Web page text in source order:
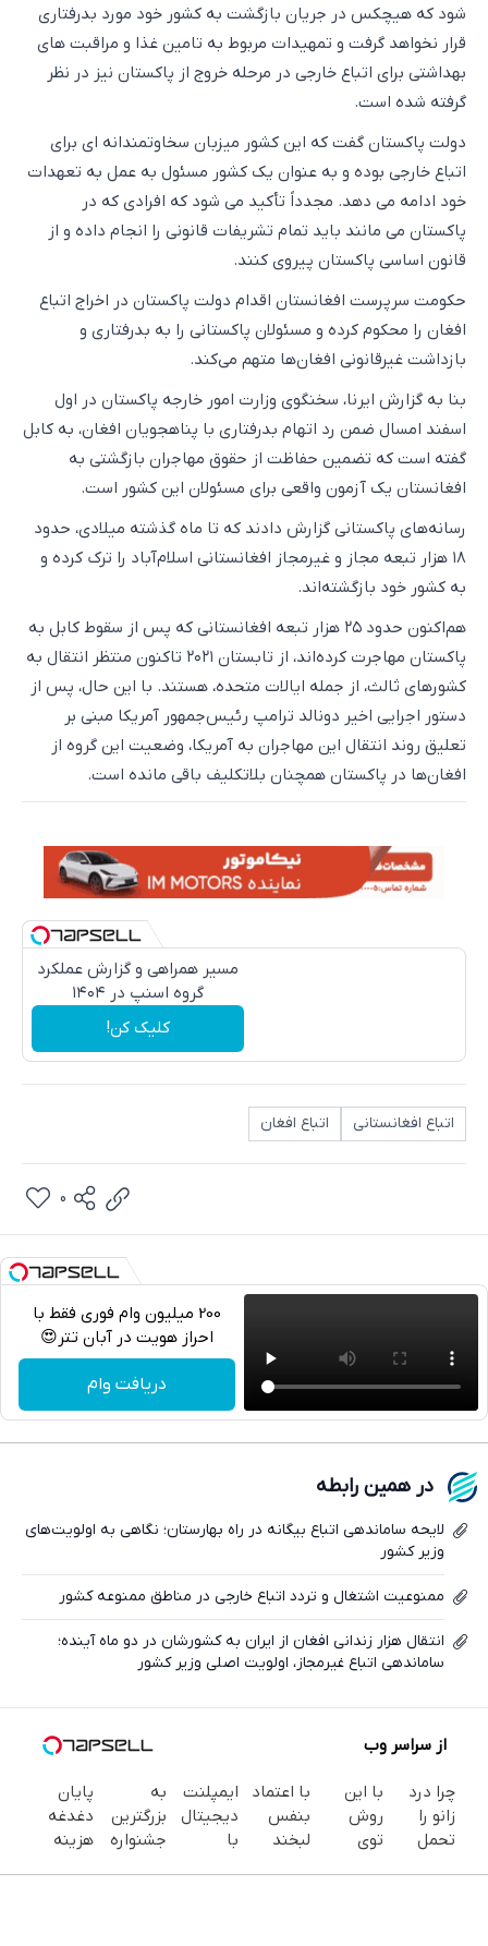
شود که هیچکس در جریان بازگشت به کشور خود مورد بدرفتاری
قرار نخواهد گرفت و تمهیدات مربوط به تامین غذا و مراقبت های
بهداشتی برای اتباع خارجی در مرحله خروج از پاکستان نیز در نظر
گرفته شده است.
دولت پاکستان گفت که این کشور میزبان سخاوتمندانه ای برای
اتباع خارجی بوده و به عنوان یک کشور مسئول به عمل به تعهدات
خود ادامه می دهد. مجدداً تأکید می شود که افرادی که در
پاکستان می مانند باید تمام تشریفات قانونی را انجام داده و از
قانون اساسی پاکستان پیروی کنند.
حکومت سرپرست افغانستان اقدام دولت پاکستان در اخراج اتباع
افغان را محکوم کرده و مسئولان پاکستانی را به بدرفتاری و
بازداشت غیرقانونی افغان‌ها متهم می‌کند.
بنا به گزارش ایرنا، سخنگوی وزارت امور خارجه پاکستان در اول
اسفند امسال ضمن رد اتهام بدرفتاری با پناهجویان افغان، به کابل
گفته است که تضمین حفاظت از حقوق مهاجران بازگشتی به
افغانستان یک آزمون واقعی برای مسئولان این کشور است.
رسانه‌های پاکستانی گزارش دادند که تا ماه گذشته میلادی، حدود
۱۸ هزار تبعه مجاز و غیرمجاز افغانستانی اسلام‌آباد را ترک کرده و
به کشور خود بازگشته‌اند.
هم‌اکنون حدود ۲۵ هزار تبعه افغانستانی که پس از سقوط کابل به
پاکستان مهاجرت کرده‌اند، از تابستان ۲۰۲۱ تاکنون منتظر انتقال به
کشورهای ثالث، از جمله ایالات متحده، هستند. با این حال، پس از
دستور اجرایی اخیر دونالد ترامپ رئیس‌جمهور آمریکا مبنی بر
تعلیق روند انتقال این مهاجران به آمریکا، وضعیت این گروه از
افغان‌ها در پاکستان همچنان بلاتکلیف باقی مانده است.
مسیر همراهی و گزارش عملکرد
گروه اسنپ در ۱۴۰۴
کلیک کن!
اتباع افغانستانی اتباع افغان
واتساپ
0
200 میلیون وام فوری فقط با
احراز هویت در آبان تتر😍
دریافت وام
در همین رابطه
لایحه ساماندهی اتباع بیگانه در راه بهارستان؛ نگاهی به اولویت‌های
وزیر کشور
ممنوعیت اشتغال و تردد اتباع خارجی در مناطق ممنوعه کشور
انتقال هزار زندانی افغان از ایران به کشورشان در دو ماه آینده؛
ساماندهی اتباع غیرمجاز، اولویت اصلی وزیر کشور
از سراسر وب
چرا درد
زانو را
تحمل
با این
روش
توی
با اعتماد
بنفس
لبخند
ایمپلنت
دیجیتال
با
به
بزرگترین
جشنواره
پایان
دغدغه
هزینه